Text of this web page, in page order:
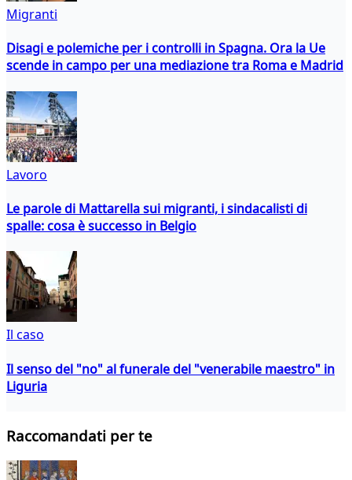
Migranti
Disagi e polemiche per i controlli in Spagna. Ora la Ue
scende in campo per una mediazione tra Roma e Madrid
Lavoro
Le parole di Mattarella sui migranti, i sindacalisti di
spalle: cosa è successo in Belgio
Il caso
Il senso del "no" al funerale del "venerabile maestro" in
Liguria
Raccomandati per te